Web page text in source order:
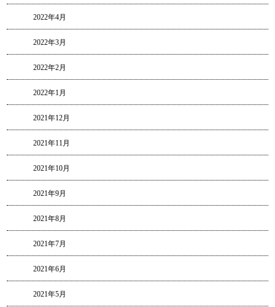
2022年4月
2022年3月
2022年2月
2022年1月
2021年12月
2021年11月
2021年10月
2021年9月
2021年8月
2021年7月
2021年6月
2021年5月